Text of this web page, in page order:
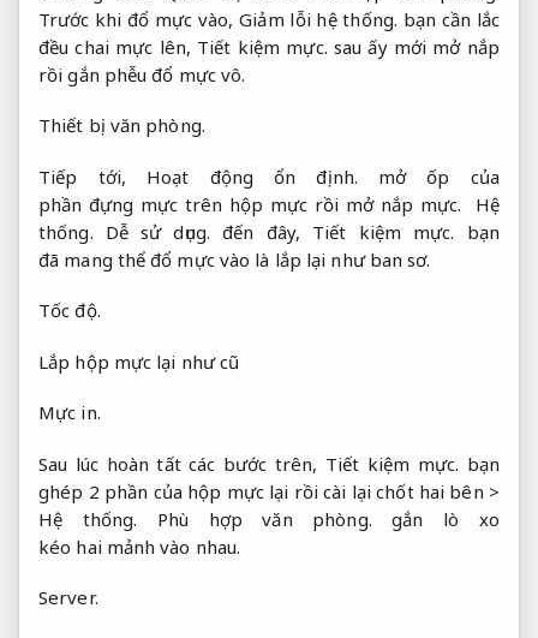
Trước khi đổ mực vào,Giảm lỗi hệ thống. bạn cần lắc
đều chai mực lên, Tiết kiệm mực. sau ấy mới mở nắp
rồi gắn phễu đổ mực vô.
Thiết bị văn phòng.
Tiếp tới, Hoạt động ổn định. mở ốp của
phần đựng mực trên hộp mực rồi mở nắp mực. Hệ
thống. Dễ sử dụng. đến đây, Tiết kiệm mực. bạn
đã mang thể đổ mực vào là lắp lại như ban sơ.
Tốc độ.
Lắp hộp mực lại như cũ
Mực in.
Sau lúc hoàn tất các bước trên, Tiết kiệm mực. bạn
ghép 2 phần của hộp mực lại rồi cài lại chốt hai bên >
Hệ thống.
Phù hợp văn phòng. gắn lò xo
kéo hai mảnh vào nhau.
Server.